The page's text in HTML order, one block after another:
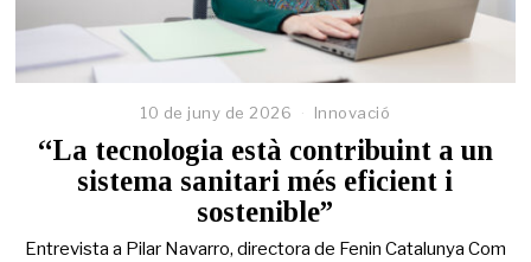
10 de juny de 2026 Innovació
“La tecnologia està contribuint a un
sistema sanitari més eficient i
sostenible”
Entrevista a Pilar Navarro, directora de Fenin Catalunya Com